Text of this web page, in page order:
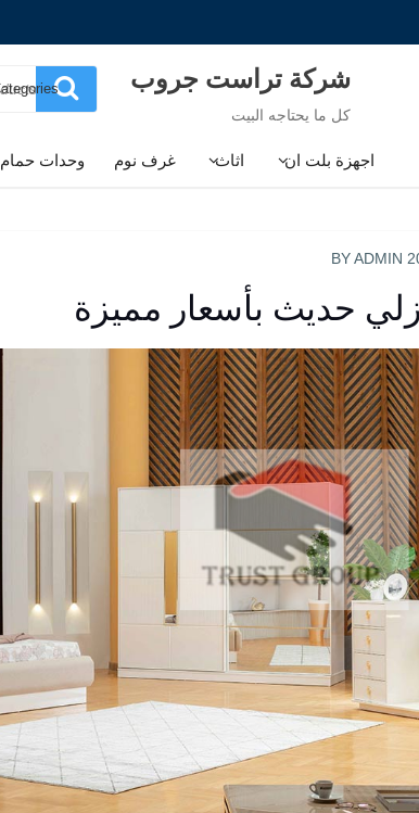
شركة تراست جروب
كل ما يحتاجه البيت
Search
for
اجهزة بلت ان اثاث غرف نوم وحدات حمام
ADMIN
حديث بأسعار مميزة